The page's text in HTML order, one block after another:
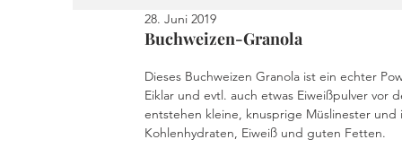
Kuchen und Desserts
Drinks Fingerfood Geschenke aus der
Buchweizen-Granola
28. Juni 2019
Dieses Buchweizen Granola ist ein echter
Eiklar und evtl. auch etwas Eiweißpulver vor
entstehen kleine, knusprige Müslinester
Kohlenhydraten, Eiweiß und guten Fetten.